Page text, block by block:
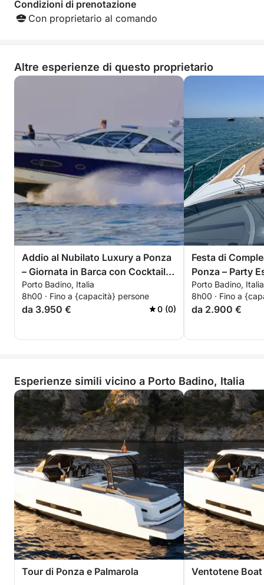
Condizioni di prenotazione
Con proprietario al comando
Altre esperienze di questo proprietario
Addio al Nubilato Luxury a Ponza
– Giornata in Barca con Cocktail e
Relax
Porto Badino, Italia
8h00 · Fino a {capacità} persone
da 3.950 € 0 (0)
Festa di
Ponza – Party
Porto Badino, Italia
8h00 · Fino a
da 2.900 €
Esperienze simili vicino a Porto Badino, Italia
Tour di Ponza e Palmarola Ventotene